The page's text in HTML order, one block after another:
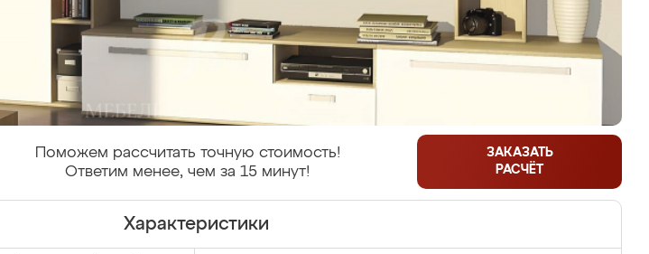
Поможем рассчитать точную стоимость!
Ответим менее, чем за 15 минут!
ЗАКАЗАТЬ
РАСЧЁТ
Характеристики